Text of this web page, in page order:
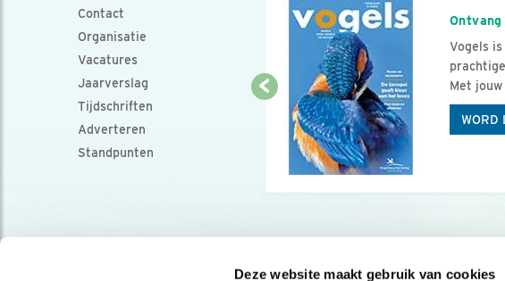
Deze website maakt gebruik van cookies
Contact
Organisatie
Vacatures
Jaarverslag
Tijdschriften
Adverteren
Standpunten
Vogels
Met
WORD